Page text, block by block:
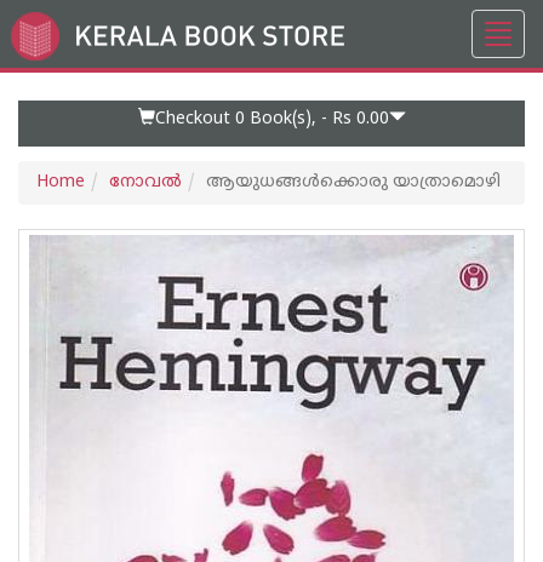
Go
to
Checkout 0 Book(s), - Rs 0.00
Home നോവല്‍ ആയുധങ്ങൾക്കൊരു യാത്രാമൊഴി